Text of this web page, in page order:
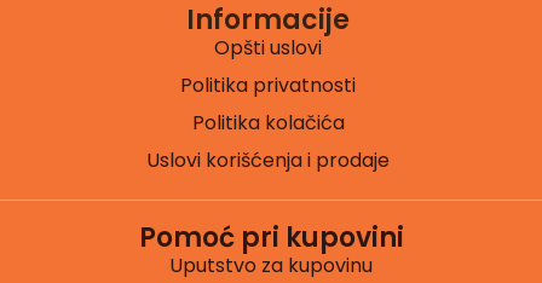
Informacije
Opšti uslovi
Politika privatnosti
Politika kolačića
Uslovi korišćenja i prodaje
Pomoć pri kupovini
Uputstvo za kupovinu